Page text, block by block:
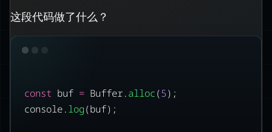
这段代码做了什么？
const buf = Buffer.alloc(5);
console.log(buf);